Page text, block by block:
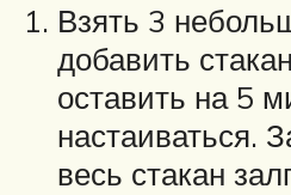
Взять 3
добавить
оставить на 5
настаиваться.
весь стакан